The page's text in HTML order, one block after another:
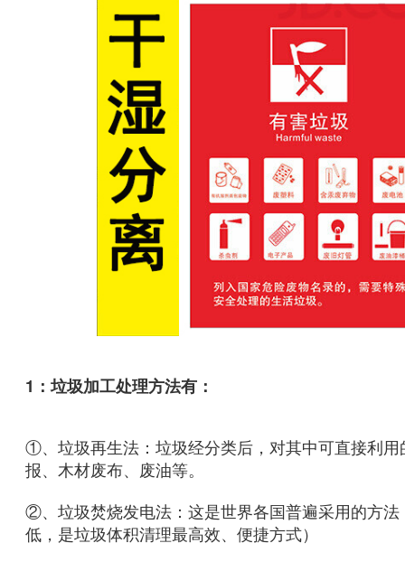
1：垃圾加工处理方法有：
①、垃圾再生法：垃圾经分类后，对其中可直接利
报、木材废布、废油等。
②、垃圾焚烧发电法：这是世界各国普遍采用的方
低，是垃圾体积清理最高效、便捷方式）